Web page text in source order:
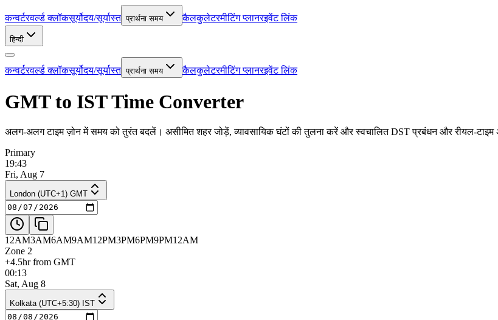
कन्वर्टरवर्ल्ड क्लॉकसूर्योदय/सूर्यास्त प्रार्थना समय कैलकुलेटरमीटिंग प्लानरइवेंट लिंक
हिन्दी
कन्वर्टरवर्ल्ड क्लॉकसूर्योदय/सूर्यास्त प्रार्थना समय कैलकुलेटरमीटिंग प्लानरइवेंट लिंक
GMT to IST Time Converter
अलग-अलग टाइम ज़ोन में समय को तुरंत बदलें। असीमित शहर जोड़ें, व्यावसायिक घंटों की तुलना करें और स्वचालित DST प्रबंधन और रीयल-
Primary
19:43
Fri, Aug 7
London (UTC+1) GMT
12AM3AM6AM9AM12PM3PM6PM9PM12AM
Zone 2
+4.5hr from GMT
00:13
Sat, Aug 8
Kolkata (UTC+5:30) IST